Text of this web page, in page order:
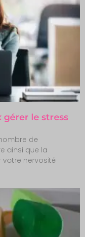
gérer le stress
de
ainsi que la
nervosité